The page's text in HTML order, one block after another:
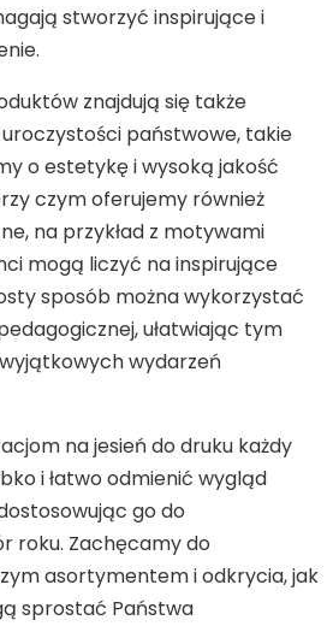
stworzyć inspirujące i
znajdują się także
państwowe, takie
o estetykę i wysoką jakość
czym oferujemy również
na przykład z motywami
mogą liczyć na inspirujące
sposób można wykorzystać
ułatwiając tym
wydarzeń
na jesień do druku każdy
i łatwo odmienić wygląd
go do
roku. Zachęcamy do
asortymentem i odkrycia, jak
sprostać Państwa